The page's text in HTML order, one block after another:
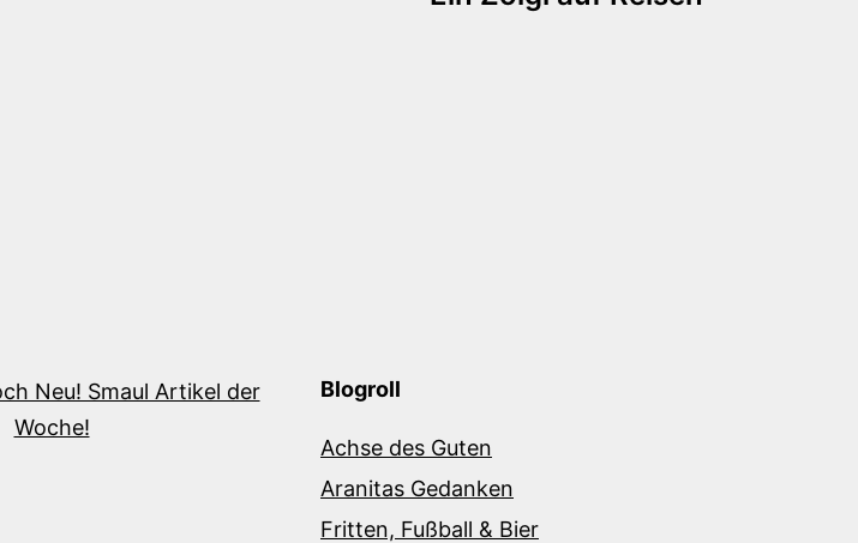
Blogroll
Achse des Guten
Aranitas Gedanken
Fritten, Fußball & Bier